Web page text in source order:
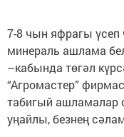
7-8 чын яфрагы
минераль ашлама
–кабында төгәл
“Агромастер”
табигый ашламалар
уңайлы, безнең